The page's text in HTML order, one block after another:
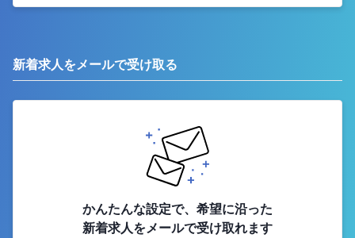
新着求人をメールで受け取る
かんたんな設定で、希望に沿った
新着求人をメールで受け取れます